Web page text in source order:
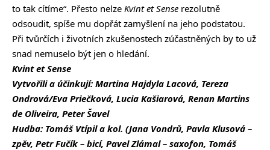
to tak cítíme“. Přesto nelze Kvint et Sense rezolutně
odsoudit, spíše mu dopřát zamyšlení na jeho podstatou.
Při tvůrčích i životních zkušenostech zúčastněných by to už
snad nemuselo být jen o hledání.
Kvint et Sense
Vytvořili a účinkují: Martina Hajdyla Lacová, Tereza
Ondrová/Eva Priečková, Lucia Kašiarová, Renan Martins
de Oliveira, Peter Šavel
Hudba: Tomáš Vtípil a kol. (Jana Vondrů, Pavla Klusová –
zpěv, Petr Fučík – bicí, Pavel Zlámal – saxofon, Tomáš